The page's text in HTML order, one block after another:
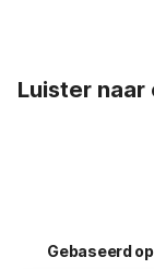
Luister naar
Gebaseerd